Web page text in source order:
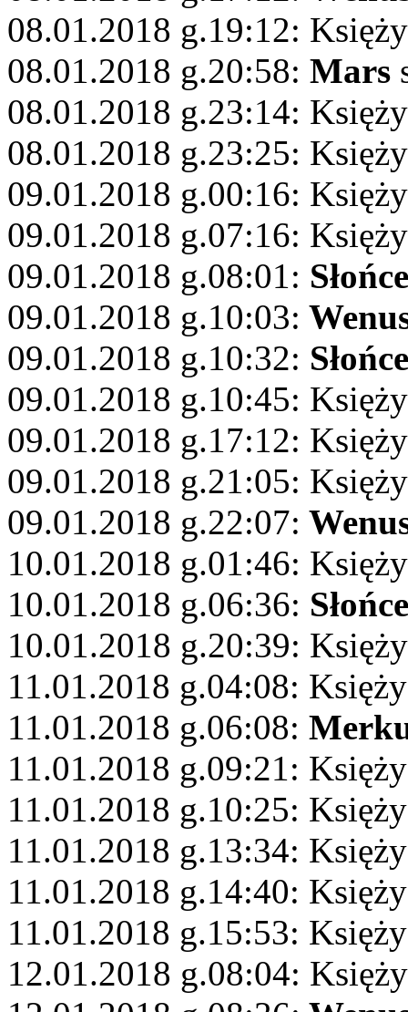
08.01.2018 g.19:12:
08.01.2018 g.20:58: Mars
08.01.2018 g.23:14:
08.01.2018 g.23:25:
09.01.2018 g.00:16:
09.01.2018 g.07:16:
09.01.2018 g.08:01: Słońce
09.01.2018 g.10:03:
09.01.2018 g.10:32: Słońce
09.01.2018 g.10:45:
09.01.2018 g.17:12:
09.01.2018 g.21:05:
09.01.2018 g.22:07:
10.01.2018 g.01:46:
10.01.2018 g.06:36: Słońce
10.01.2018 g.20:39:
11.01.2018 g.04:08:
11.01.2018 g.06:08:
11.01.2018 g.09:21:
11.01.2018 g.10:25:
11.01.2018 g.13:34:
11.01.2018 g.14:40:
11.01.2018 g.15:53:
12.01.2018 g.08:04: